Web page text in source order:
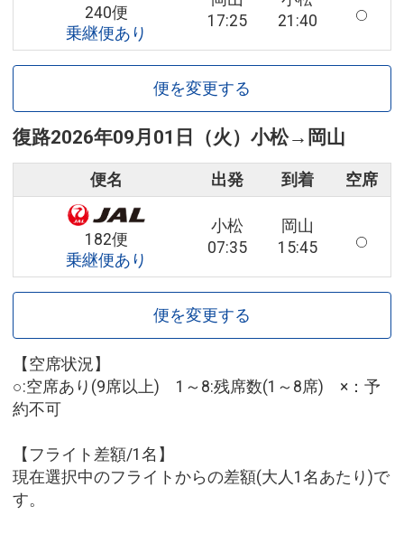
240便
乗継便あり
17:25
21:40
便を変更する
復路2026年09月01日（火） 小松→ 岡山
便名 出発 到着 空席
182便
乗継便あり
小松
07:35
岡山
15:45
便を変更する
【空席状況】
○:空席あり(9席以上) 1～8:残席数(1～8席) ×：予
約不可
【フライト差額/1名】
現在選択中のフライトからの差額(大人1名あたり)で
す。